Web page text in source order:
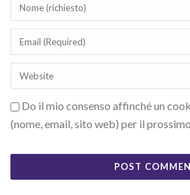
Do il mio consenso affinché un
(nome, email, sito web) per il